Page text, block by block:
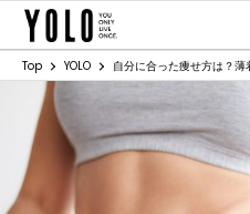
Top YOLO 自分に合った痩せ方は？